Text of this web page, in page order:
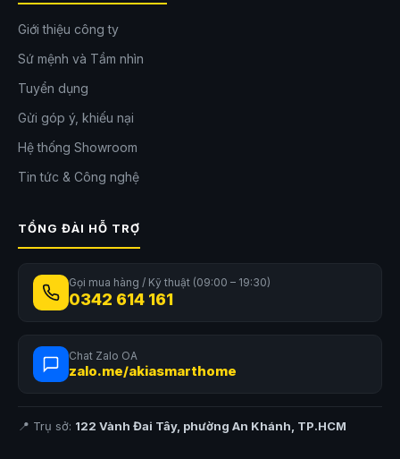
Giới thiệu công ty
Sứ mệnh và Tầm nhìn
Tuyển dụng
Gửi góp ý, khiếu nại
Hệ thống Showroom
Tin tức & Công nghệ
TỔNG ĐÀI HỖ TRỢ
Gọi mua hàng / Kỹ thuật (09:00 – 19:30)
0342 614 161
Chat Zalo OA
zalo.me/akiasmarthome
📍 Trụ sở: 122 Vành Đai Tây, phường An Khánh, TP.HCM